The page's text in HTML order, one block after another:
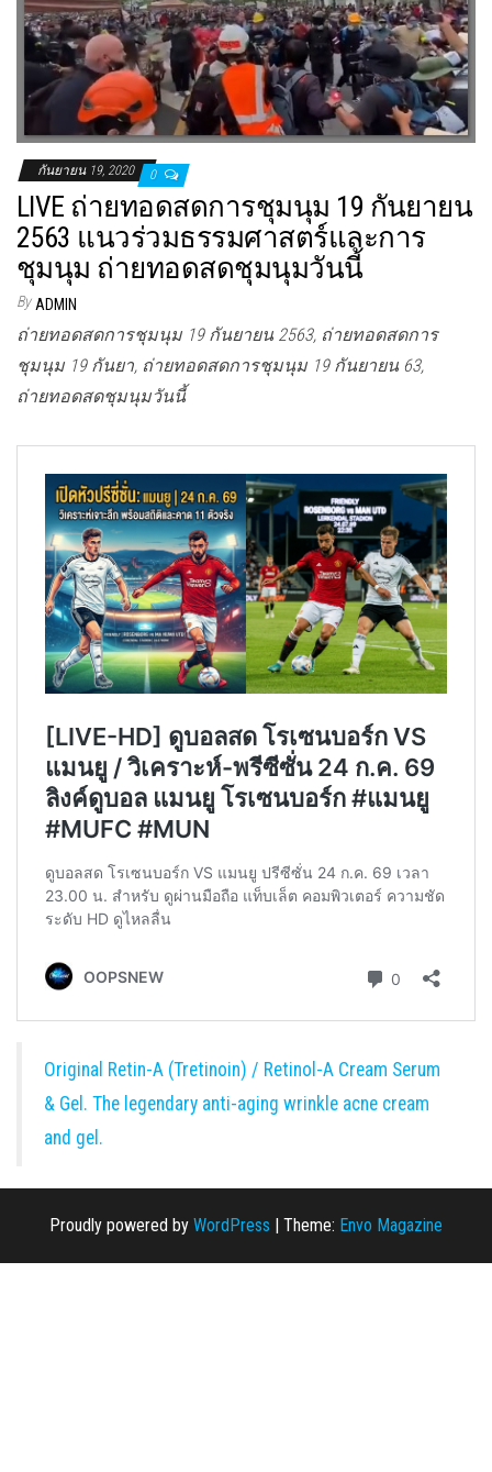
กันยายน 19, 2020 0
LIVE ถ่ายทอดสดการชุมนุม 19 กันยายน
2563 แนวร่วมธรรมศาสตร์และการ
ชุมนุม ถ่ายทอดสดชุมนุมวันนี้
By ADMIN
ถ่ายทอดสดการชุมนุม 19 กันยายน 2563, ถ่ายทอดสดการ
ชุมนุม 19 กันยา, ถ่ายทอดสดการชุมนุม 19 กันยายน 63,
ถ่ายทอดสดชุมนุมวันนี้
Original Retin-A (Tretinoin) / Retinol-A Cream Serum
& Gel. The legendary anti-aging wrinkle acne cream
and gel.
Proudly powered by WordPress Theme: Envo Magazine